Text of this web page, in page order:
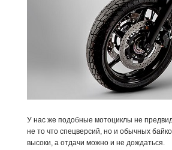
У нас же подобные мотоциклы не
не то что спецверсий, но и обычных
высоки, а отдачи можно и не дождаться.